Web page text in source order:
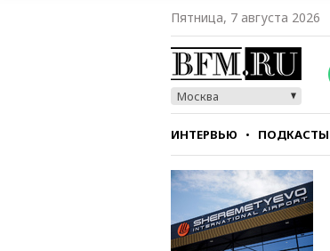
Пятница, 7 августа 2026
Москва
ИНТЕРВЬЮ ПОДКАСТЫ
СТИЛЬ ТЕСТЫ